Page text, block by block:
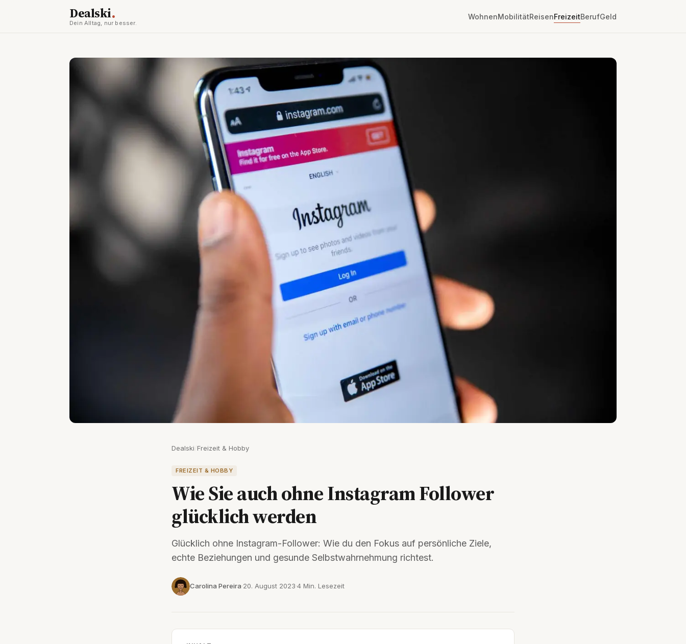
Dealski.
Dein Alltag, nur besser.
WohnenMobilitätReisenFreizeitBerufGeld
Dealski Freizeit & Hobby
FREIZEIT & HOBBY
Wie Sie auch ohne Instagram Follower
glücklich werden
Glücklich ohne Instagram-Follower: Wie du den Fokus auf persönliche Ziele,
echte Beziehungen und gesunde Selbstwahrnehmung richtest.
Carolina Pereira 20. August 2023 4 Min. Lesezeit